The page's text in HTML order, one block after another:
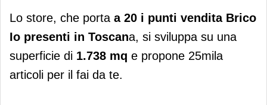
Lo store, che porta a 20 i punti vendita Brico
Io presenti in Toscana, si sviluppa su una
superficie di 1.738 mq e propone 25mila
articoli per il fai da te.